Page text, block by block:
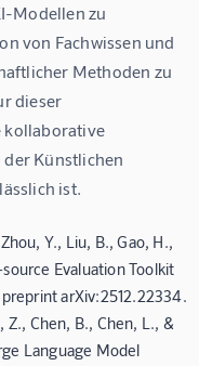
Modellen zu
von Fachwissen und
Methoden zu
dieser
kollaborative
Künstlichen
ist.
Y., Liu, B., Gao, H.,
Evaluation Toolkit
arXiv:2512.22334.
Z., Chen, B., Chen, L., &
Language Model